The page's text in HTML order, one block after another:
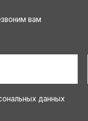
вам
данных